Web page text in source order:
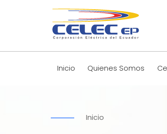
Inicio Quienes Somos
Inicio